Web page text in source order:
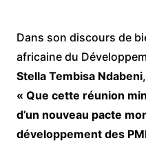
Dans son discours de
africaine du
Stella Tembisa Ndabeni
« Que cette réunion
d’un nouveau pacte
développement des